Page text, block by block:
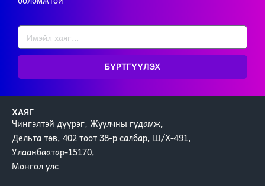
БҮРТГҮҮЛЭХ
ХАЯГ
Чингэлтэй дүүрэг, Жуулчны гудамж,
Дельта төв, 402 тоот 38-р салбар, Ш/Х-491,
Улаанбаатар-15170,
Монгол улс